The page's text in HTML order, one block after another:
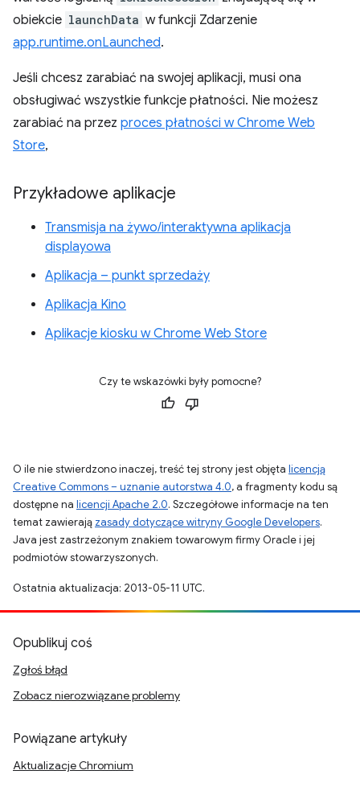
obiekcie launchData w funkcji Zdarzenie
app.runtime.onLaunched.
Jeśli chcesz zarabiać na swojej aplikacji, musi ona
obsługiwać wszystkie funkcje płatności. Nie możesz
zarabiać na przez proces płatności w Chrome Web
Store,
Przykładowe aplikacje
Transmisja na żywo/interaktywna aplikacja
displayowa
Aplikacja – punkt sprzedaży
Aplikacja Kino
Aplikacje kiosku w Chrome Web Store
Czy te wskazówki były pomocne?
O ile nie stwierdzono inaczej, treść tej strony jest objęta licencją
Creative Commons – uznanie autorstwa 4.0, a fragmenty kodu są
dostępne na licencji Apache 2.0. Szczegółowe informacje na ten
temat zawierają zasady dotyczące witryny Google Developers.
Java jest zastrzeżonym znakiem towarowym firmy Oracle i jej
podmiotów stowarzyszonych.
Ostatnia aktualizacja: 2013-05-11 UTC.
Opublikuj coś
Zgłoś błąd
Zobacz nierozwiązane problemy
Powiązane artykuły
Aktualizacje Chromium